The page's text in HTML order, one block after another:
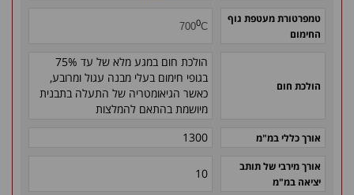
טמפרטורת מעטפת גוף
החימום
7000C
הולכת חום
הולכת חום במגע מלא של עד 75%
בגופי חימום בעלי מבנה עגול ומרובע,
כאשר הגיאומטריה של התעלה בתבנית
מיושמת בהתאם להמלצות
אורך כללי במ"מ 1300
אורך מירבי של תותב
יציאה במ"מ
10